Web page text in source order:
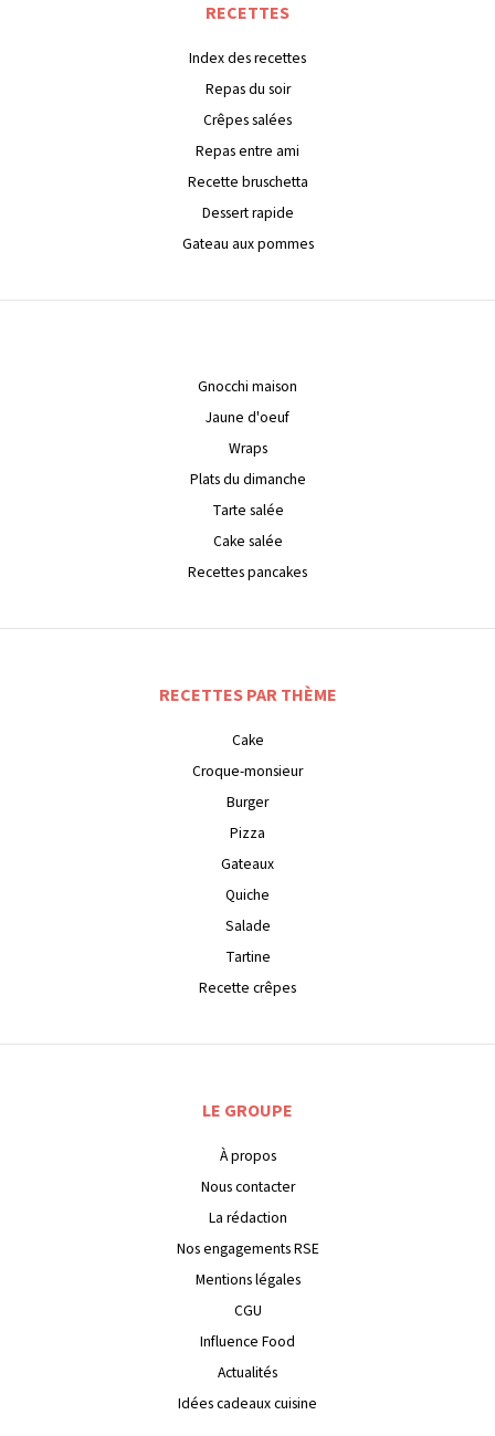
RECETTES
Index des recettes
Repas du soir
Crêpes salées
Repas entre ami
Recette bruschetta
Dessert rapide
Gateau aux pommes
Gnocchi maison
Jaune d'oeuf
Wraps
Plats du dimanche
Tarte salée
Cake salée
Recettes pancakes
RECETTES PAR THÈME
Cake
Croque-monsieur
Burger
Pizza
Gateaux
Quiche
Salade
Tartine
Recette crêpes
LE GROUPE
À propos
Nous contacter
La rédaction
Nos engagements RSE
Mentions légales
CGU
Influence Food
Actualités
Idées cadeaux cuisine